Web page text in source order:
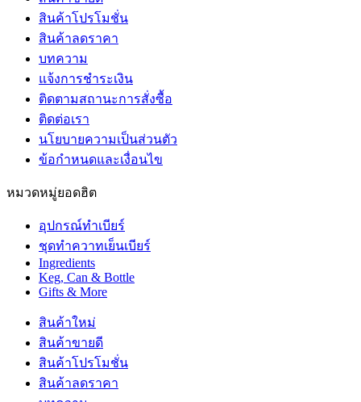
สินค้าโปรโมชั่น
สินค้าลดราคา
บทความ
แจ้งการชำระเงิน
ติดตามสถานะการสั่งซื้อ
ติดต่อเรา
นโยบายความเป็นส่วนตัว
ข้อกำหนดและเงื่อนไข
หมวดหมู่ยอดฮิต
อุปกรณ์ทำเบียร์
ชุดทำควาทเย็นเบียร์
Ingredients
Keg, Can & Bottle
Gifts & More
สินค้าใหม่
สินค้าขายดี
สินค้าโปรโมชั่น
สินค้าลดราคา